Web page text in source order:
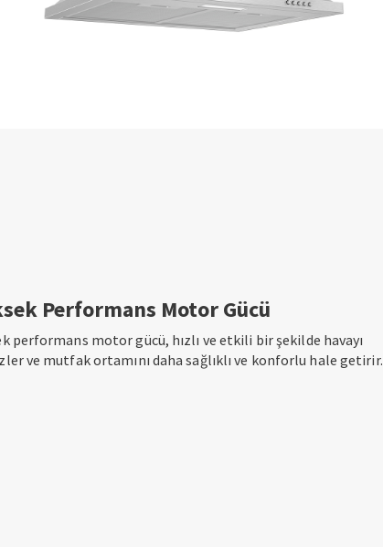
Performans Motor Gücü
performans motor gücü, hızlı ve etkili bir şekilde havayı
ve mutfak ortamını daha sağlıklı ve konforlu hale getirir.